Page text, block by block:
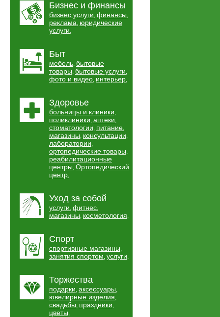
Бизнес и финансы
бизнес услуги, финансы,
реклама, юридические
услуги,
Быт
мебель, бытовые
товары, бытовые услуги,
фото и видео, интерьер,
Здоровье
больницы и клиники,
поликлиники, аптеки,
стоматологии, питание,
магазины, консультации,
лаборатории,
ортопедические товары,
реабилитационные
центры, Ортопедический
центр,
Уход за собой
услуги, фитнес,
магазины, косметология,
Спорт
спортивные магазины,
занятия спортом, услуги,
Торжества
подарки, аксессуары,
ювелирные изделия,
свадьбы, праздники,
цветы,